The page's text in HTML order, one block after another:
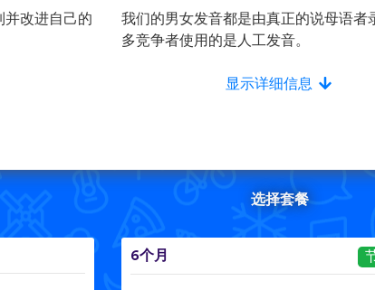
并改进自己的
我们的男女发音都是由真正的说母语者
多竞争者使用的是人工发音。
显示详细信息
选择套餐
6个月